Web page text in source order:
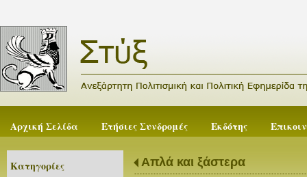
Αρχική Σελίδα Ετήσιες Συνδρομές Εκδότης
Κατηγορίες Απλά και ξάστερα